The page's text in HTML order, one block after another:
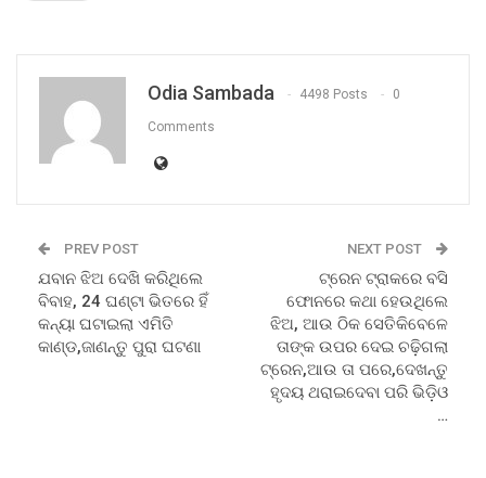
Odia Sambada 4498 Posts 0
Comments
PREV POST
ଯବାନ ଝିଅ ଦେଖି କରିଥିଲେ
ବିବାହ, 24 ଘଣ୍ଟା ଭିତରେ ହିଁ
କନ୍ୟା ଘଟାଇଲା ଏମିତି
କାଣ୍ଡ,ଜାଣନ୍ତୁ ପୁରା ଘଟଣା
NEXT POST
ଟ୍ରେନ ଟ୍ରାକରେ ବସି
ଫୋନରେ କଥା ହେଉଥିଲେ
ଝିଅ, ଆଉ ଠିକ ସେତିକିବେଳେ
ତାଙ୍କ ଉପର ଦେଇ ଚଢ଼ିଗଲା
ଟ୍ରେନ,ଆଉ ତା ପରେ,ଦେଖନ୍ତୁ
ହୃଦୟ ଥରାଇଦେବା ପରି ଭିଡ଼ିଓ
…